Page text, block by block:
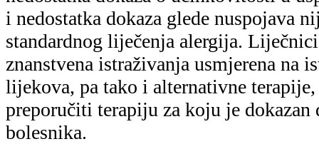
i nedostatka dokaza glede nuspojava
standardnog liječenja alergija.
znanstvena istraživanja usmjerena na
lijekova, pa tako i alternativne
preporučiti terapiju za koju je dokazan
bolesnika.